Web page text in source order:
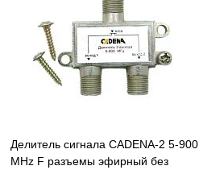
Купить в 1 клик
В избранное В наличии
Делитель сигнала CADENA-2 5-900
MHz F разъемы эфирный без